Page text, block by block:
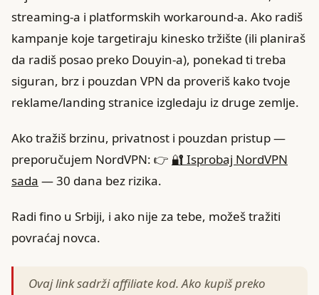
streaming-a i platformskih workaround-a. Ako radiš
kampanje koje targetiraju kinesko tržište (ili planiraš
da radiš posao preko Douyin-a), ponekad ti treba
siguran, brz i pouzdan VPN da proveriš kako tvoje
reklame/landing stranice izgledaju iz druge zemlje.
Ako tražiš brzinu, privatnost i pouzdan pristup —
preporučujem NordVPN: 👉 🔐 Isprobaj NordVPN
sada — 30 dana bez rizika.
Radi fino u Srbiji, i ako nije za tebe, možeš tražiti
povraćaj novca.
Ovaj link sadrži affiliate kod. Ako kupiš preko